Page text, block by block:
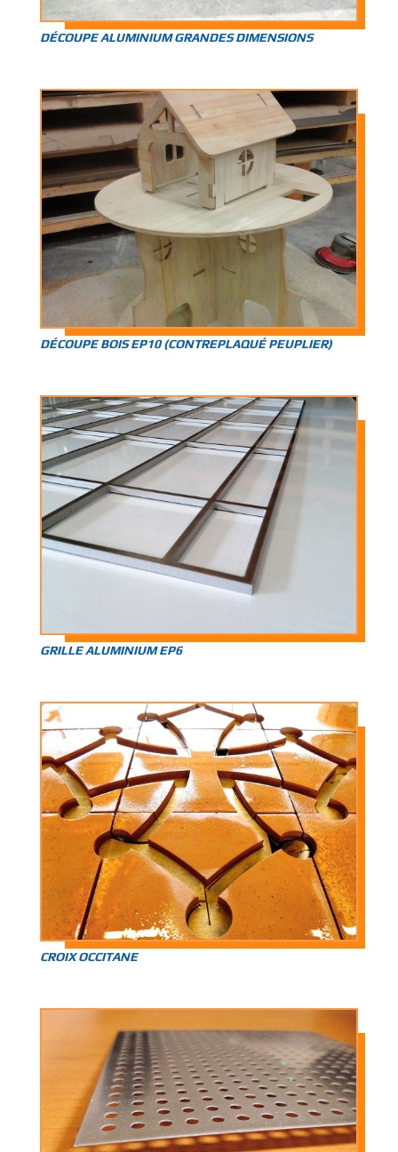
DÉCOUPE ALUMINIUM GRANDES DIMENSIONS
DÉCOUPE BOIS EP10 (CONTREPLAQUÉ PEUPLIER)
GRILLE ALUMINIUM EP6
CROIX OCCITANE